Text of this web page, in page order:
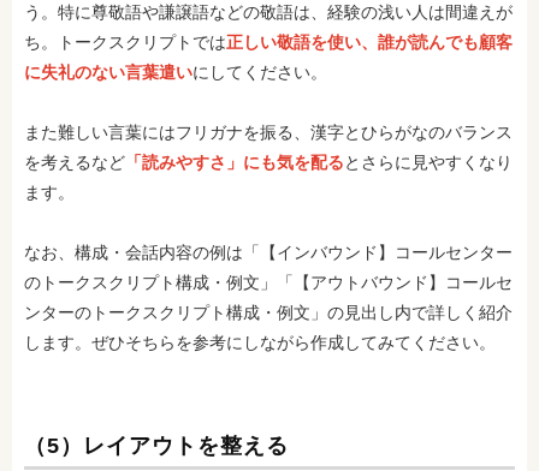
う。特に尊敬語や謙譲語などの敬語は、経験の浅い人は間違えが
ち。トークスクリプトでは正しい敬語を使い、誰が読んでも顧客
に失礼のない言葉遣いにしてください。
また難しい言葉にはフリガナを振る、漢字とひらがなのバランス
を考えるなど 「読みやすさ」にも気を配るとさらに見やすくなり
ます。
なお、構成・会話内容の例は「【インバウンド】コールセンター
のトークスクリプト構成・例文」「【アウトバウンド】コールセ
ンターのトークスクリプト構成・例文」の見出し内で詳しく紹介
します。ぜひそちらを参考にしながら作成してみてください。
（5）レイアウトを整える